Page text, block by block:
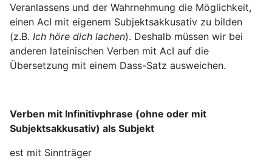
Veranlassens und der Wahrnehmung die Möglichkeit,
einen AcI mit eigenem Subjektsakkusativ zu bilden
(z.B. Ich höre dich lachen). Deshalb müssen wir bei
anderen lateinischen Verben mit AcI auf die
Übersetzung mit einem Dass-Satz ausweichen.
Verben mit Infinitivphrase (ohne oder mit
Subjektsakkusativ) als Subjekt
est mit Sinnträger